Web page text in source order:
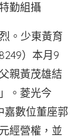
勤組攝
。少東黃育
）本月9
親黃茂雄結
。菱光今
嘉數位董座郭
經營權，並